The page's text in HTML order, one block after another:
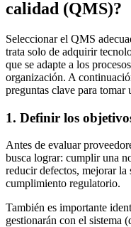
calidad (QMS)?
Seleccionar el QMS
trata solo de adquirir
que se adapte a los
organización. A
preguntas clave para tomar
1. Definir los
Antes de evaluar
busca lograr: cumplir una
reducir defectos, mejorar
cumplimiento regulatorio.
También es importante
gestionarán con el sistema